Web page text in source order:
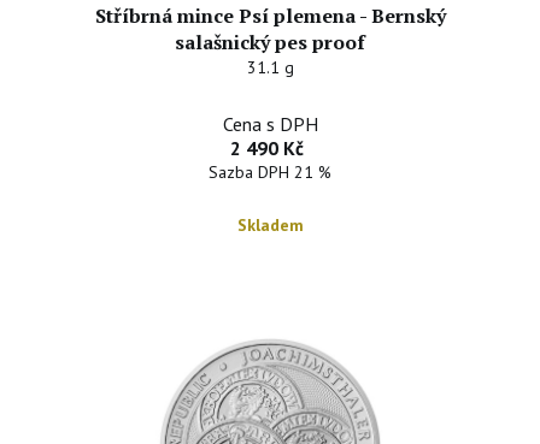
Stříbrná mince Psí plemena - Bernský
salašnický pes proof
31.1 g
Cena s DPH
2 490 Kč
Sazba DPH 21 %
Skladem